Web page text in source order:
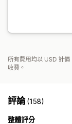
所有費用均以 USD 計
收費。
評論(158)
整體評分